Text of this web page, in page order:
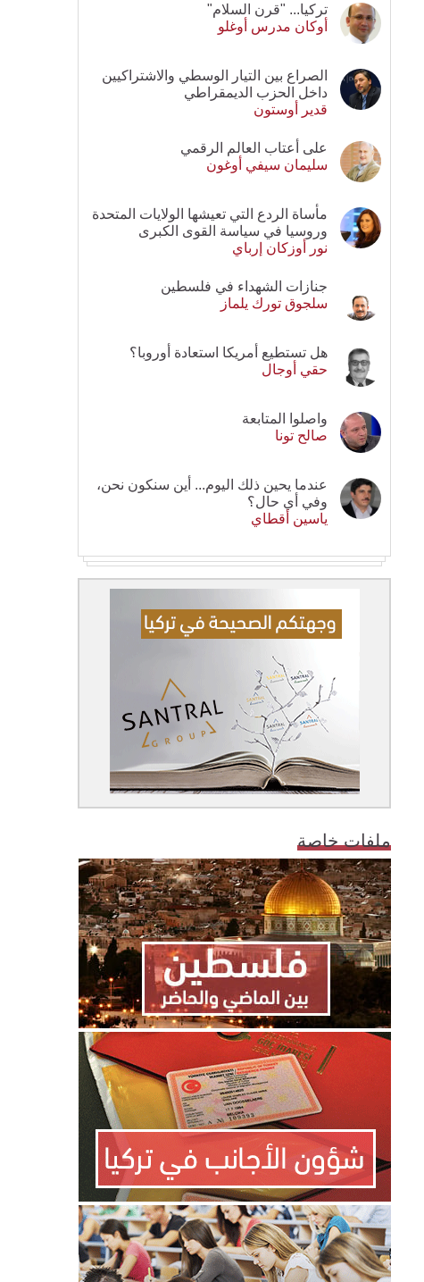
تركيا... "قرن السلام"
أوكان مدرس أوغلو
الصراع بين التيار الوسطي والاشتراكيين
داخل الحزب الديمقراطي
قدير أوستون
على أعتاب العالم الرقمي
سليمان سيفي أوغون
مأساة الردع التي تعيشها الولايات المتحدة
وروسيا في سياسة القوى الكبرى
نور أوزكان إرباي
جنازات الشهداء في فلسطين
سلجوق تورك يلماز
هل تستطيع أمريكا استعادة أوروبا؟
حقي أوجال
واصلوا المتابعة
صالح تونا
عندما يحين ذلك اليوم... أين سنكون نحن،
وفي أي حال؟
ياسين أقطاي
ملفات خاصة